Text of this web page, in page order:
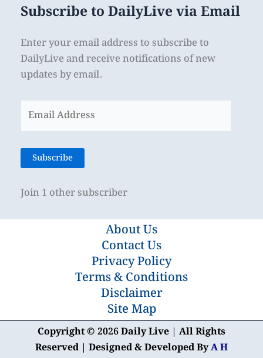
Subscribe to DailyLive via Email
Enter your email address to subscribe to
DailyLive and receive notifications of new
updates by email.
Address
Subscribe
Join 1 other subscriber
About Us
Contact Us
Privacy Policy
Terms & Conditions
Disclaimer
Site Map
Copyright © 2026 Daily Live | All Rights
Reserved | Designed & Developed ByA H